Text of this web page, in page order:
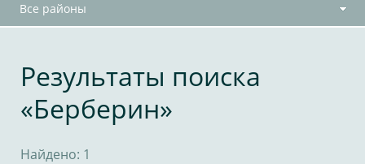
Все районы
Результаты поиска
«Берберин»
Найдено: 1